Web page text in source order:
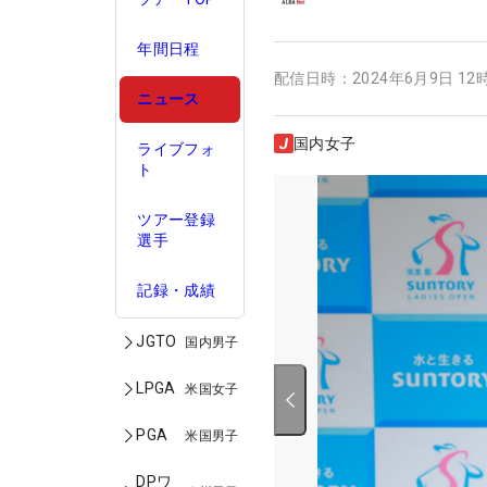
年間日程
ニュース
ライブフォ
ト
ツアー登録
選手
記録・成績
JGTO 国内男子
LPGA 米国女子
PGA 米国男子
DPワ
配信日時： 2024年6月9日 12
国内女子